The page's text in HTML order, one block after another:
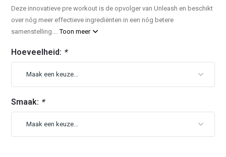
Deze innovatieve pre workout is de opvolger van Unleash en beschikt
over nóg meer effectieve ingrediënten in een nóg betere
samenstelling....Toon meer
Hoeveelheid: *
Smaak: *